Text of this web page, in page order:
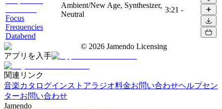
Focus
Frequencies
Databend
Ambient/New Age, Synthesizer,
Neutral
3:21 -
© 2026 Jamendo Licensing
アプリを入手
関連リンク
音楽カタログインストアラジオ料金お問い合わせヘルプセン
ターお問い合わせ
Jamendo